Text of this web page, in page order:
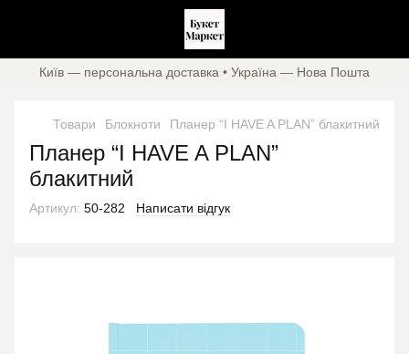
Київ — персональна доставка • Україна — Нова Пошта
Товари Блокноти Планер “I HAVE A PLAN” блакитний
Планер “I HAVE A PLAN”
блакитний
Артикул: 50-282 Написати відгук